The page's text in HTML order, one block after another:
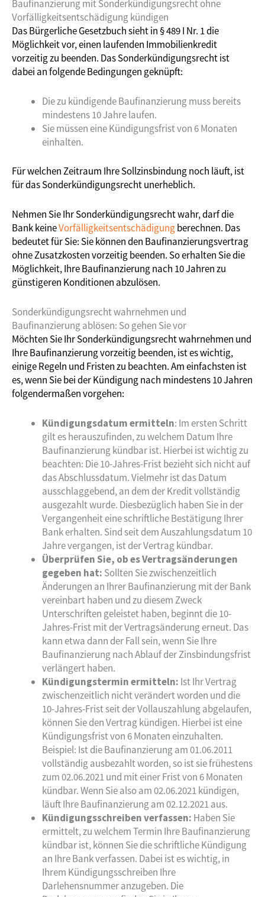
Baufinanzierung mit Sonderkündigungsrecht ohne
Vorfälligkeitsentschädigung kündigen
Das Bürgerliche Gesetzbuch sieht in § 489 I Nr. 1 die
Möglichkeit vor, einen laufenden Immobilienkredit
vorzeitig zu beenden. Das Sonderkündigungsrecht ist
dabei an folgende Bedingungen geknüpft:
Die zu kündigende Baufinanzierung muss bereits
mindestens 10 Jahre laufen.
Sie müssen eine Kündigungsfrist von 6 Monaten
einhalten.
Für welchen Zeitraum Ihre Sollzinsbindung noch läuft, ist
für das Sonderkündigungsrecht unerheblich.
Nehmen Sie Ihr Sonderkündigungsrecht wahr, darf die
Bank keineVorfälligkeitsentschädigungberechnen. Das
bedeutet für Sie: Sie können den Baufinanzierungsvertrag
ohne Zusatzkosten vorzeitig beenden. So erhalten Sie die
Möglichkeit, Ihre Baufinanzierung nach 10 Jahren zu
günstigeren Konditionen abzulösen.
Sonderkündigungsrecht wahrnehmen und
Baufinanzierung ablösen: So gehen Sie vor
Möchten Sie Ihr Sonderkündigungsrecht wahrnehmen und
Ihre Baufinanzierung vorzeitig beenden, ist es wichtig,
einige Regeln und Fristen zu beachten. Am einfachsten ist
es, wenn Sie bei der Kündigung nach mindestens 10 Jahren
folgendermaßen vorgehen:
Kündigungsdatum ermitteln: Im ersten Schritt
gilt es herauszufinden, zu welchem Datum Ihre
Baufinanzierung kündbar ist. Hierbei ist wichtig zu
beachten: Die 10-Jahres-Frist bezieht sich nicht auf
das Abschlussdatum. Vielmehr ist das Datum
ausschlaggebend, an dem der Kredit vollständig
ausgezahlt wurde. Diesbezüglich haben Sie in der
Vergangenheit eine schriftliche Bestätigung Ihrer
Bank erhalten. Sind seit dem Auszahlungsdatum 10
Jahre vergangen, ist der Vertrag kündbar.
Überprüfen Sie, ob es Vertragsänderungen
gegeben hat: Sollten Sie zwischenzeitlich
Änderungen an Ihrer Baufinanzierung mit der Bank
vereinbart haben und zu diesem Zweck
Unterschriften geleistet haben, beginnt die 10-
Jahres-Frist mit der Vertragsänderung erneut. Das
kann etwa dann der Fall sein, wenn Sie Ihre
Baufinanzierung nach Ablauf der Zinsbindungsfrist
verlängert haben.
Kündigungstermin ermitteln: Ist Ihr Vertrag
zwischenzeitlich nicht verändert worden und die
10-Jahres-Frist seit der Vollauszahlung abgelaufen,
können Sie den Vertrag kündigen. Hierbei ist eine
Kündigungsfrist von 6 Monaten einzuhalten.
Beispiel: Ist die Baufinanzierung am 01.06.2011
vollständig ausbezahlt worden, so ist sie frühestens
zum 02.06.2021 und mit einer Frist von 6 Monaten
kündbar. Wenn Sie also am 02.06.2021 kündigen,
läuft Ihre Baufinanzierung am 02.12.2021 aus.
Kündigungsschreiben verfassen: Haben Sie
ermittelt, zu welchem Termin Ihre Baufinanzierung
kündbar ist, können Sie die schriftliche Kündigung
an Ihre Bank verfassen. Dabei ist es wichtig, in
Ihrem Kündigungsschreiben Ihre
Darlehensnummer anzugeben. Die